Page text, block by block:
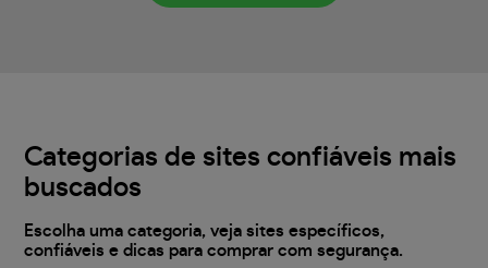
Categorias de sites confiáveis mais
buscados
Escolha uma categoria, veja sites específicos,
confiáveis e dicas para comprar com segurança.